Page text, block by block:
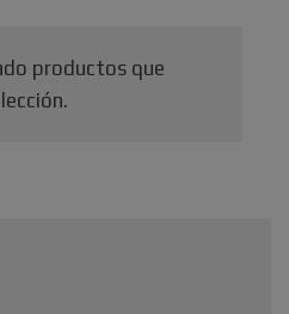
productos que